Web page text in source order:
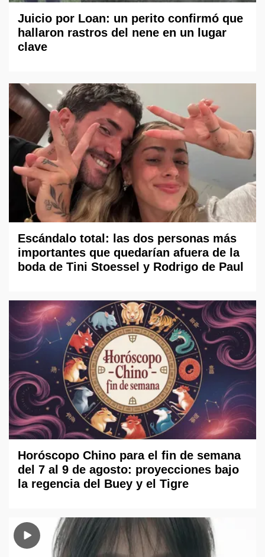
Juicio por Loan: un perito confirmó que
hallaron rastros del nene en un lugar
clave
Escándalo total: las dos personas más
importantes que quedarían afuera de la
boda de Tini Stoessel y Rodrigo de Paul
Horóscopo Chino para el fin de semana
del 7 al 9 de agosto: proyecciones bajo
la regencia del Buey y el Tigre